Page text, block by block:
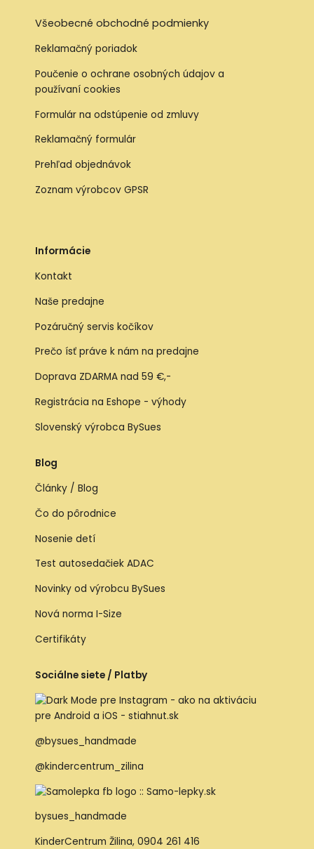
Všeobecné obchodné podmienky
Reklamačný poriadok
Poučenie o ochrane osobných údajov a
používaní cookies
Formulár na odstúpenie od zmluvy
Reklamačný formulár
Prehľad objednávok
Zoznam výrobcov GPSR
Informácie
Kontakt
Naše predajne
Pozáručný servis kočíkov
Prečo ísť práve k nám na predajne
Doprava ZDARMA nad 59 €,-
Registrácia na Eshope - výhody
Slovenský výrobca BySues
Blog
Články / Blog
Čo do pôrodnice
Nosenie detí
Test autosedačiek ADAC
Novinky od výrobcu BySues
Nová norma I-Size
Certifikáty
Sociálne siete / Platby
@bysues_handmade
@kindercentrum_zilina
bysues_handmade
KinderCentrum Žilina, 0904 261 416